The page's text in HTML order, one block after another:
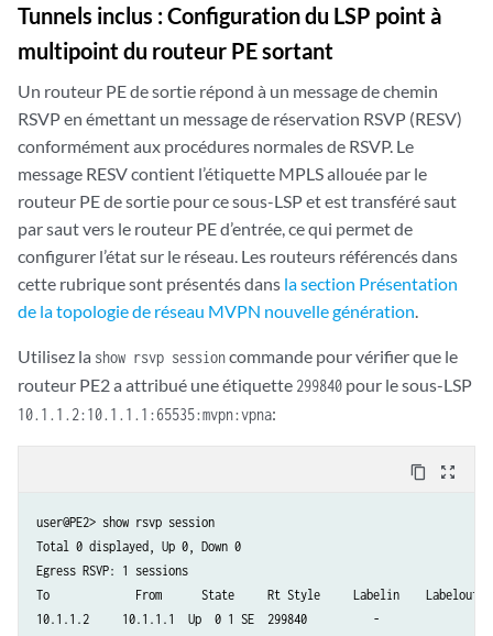
Tunnels inclus : Configuration du LSP point à
multipoint du routeur PE sortant
Un routeur PE de sortie répond à un message de chemin
RSVP en émettant un message de réservation RSVP (RESV)
conformément aux procédures normales de RSVP. Le
message RESV contient l’étiquette MPLS allouée par le
routeur PE de sortie pour ce sous-LSP et est transféré saut
par saut vers le routeur PE d’entrée, ce qui permet de
configurer l’état sur le réseau. Les routeurs référencés dans
cette rubrique sont présentés dans la section Présentation
de la topologie de réseau MVPN nouvelle génération
Utilisez la show rsvp sessioncommande pour vérifier que le
routeur PE2 a attribué une étiquette 299840 pour le sous-LSP
10.1.1.2:10.1.1.1:65535:mvpn:vpna:
content_copy zoom_out_map
user@PE2> show rsvp session
Total 0 displayed, Up 0, Down 0
Egress RSVP: 1 sessions
To             From      State     Rt Style     Labelin    Labelout
10.1.1.2     10.1.1.1  Up  0 1 SE  299840          -